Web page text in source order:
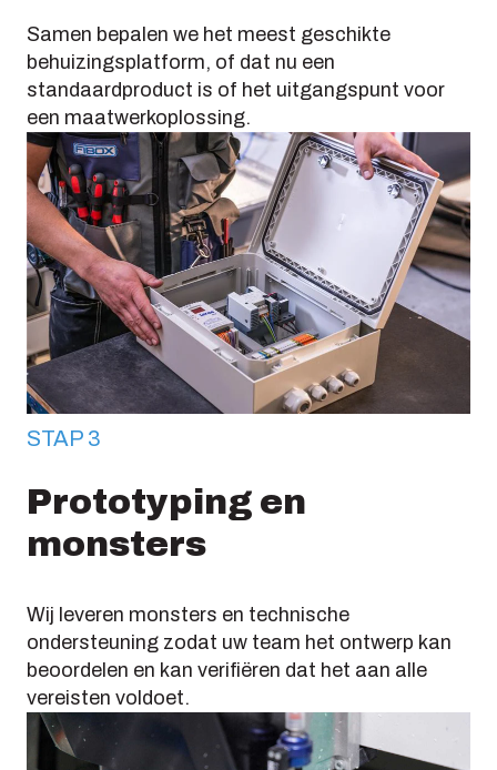
Samen bepalen we het meest geschikte
behuizingsplatform, of dat nu een
standaardproduct is of het uitgangspunt voor
een maatwerkoplossing.
STAP 3
Prototyping en
monsters
Wij leveren monsters en technische
ondersteuning zodat uw team het ontwerp kan
beoordelen en kan verifiëren dat het aan alle
vereisten voldoet.